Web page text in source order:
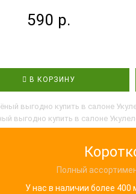
590 р.
В КОРЗИНУ
выгодно купить в салоне
выгодно купить в салоне
Полный
У нас в наличии более 400